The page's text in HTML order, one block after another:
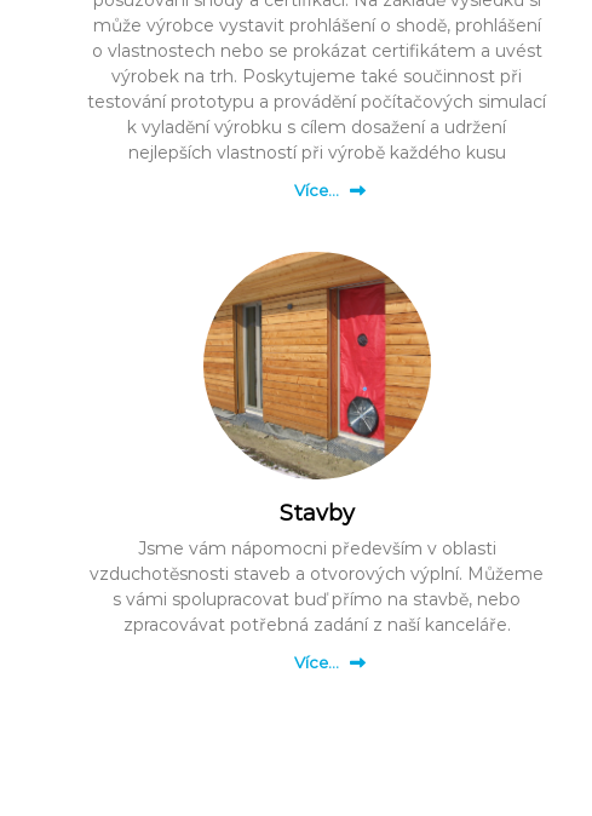
může výrobce vystavit prohlášení o shodě, prohlášení
o vlastnostech nebo se prokázat certifikátem a uvést
výrobek na trh. Poskytujeme také součinnost při
testování prototypu a provádění počítačových simulací
k vyladění výrobku s cílem dosažení a udržení
nejlepších vlastností při výrobě každého kusu
Více…
Stavby
Jsme vám nápomocni především v oblasti
vzduchotěsnosti staveb a otvorových výplní. Můžeme
s vámi spolupracovat buď přímo na stavbě, nebo
zpracovávat potřebná zadání z naší kanceláře.
Více…